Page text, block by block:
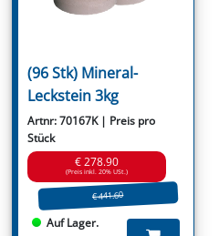
(96 Stk) Mineral-
Leckstein 3kg
Artnr: 70167K | Preis pro
Stück
€ 278.90
(Preis inkl. 20% USt.)
€ 441.60
Auf Lager.